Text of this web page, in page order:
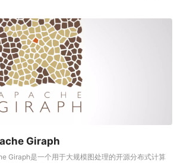
Giraph
Giraph是一个用于大规模图处理的开源分布式计算